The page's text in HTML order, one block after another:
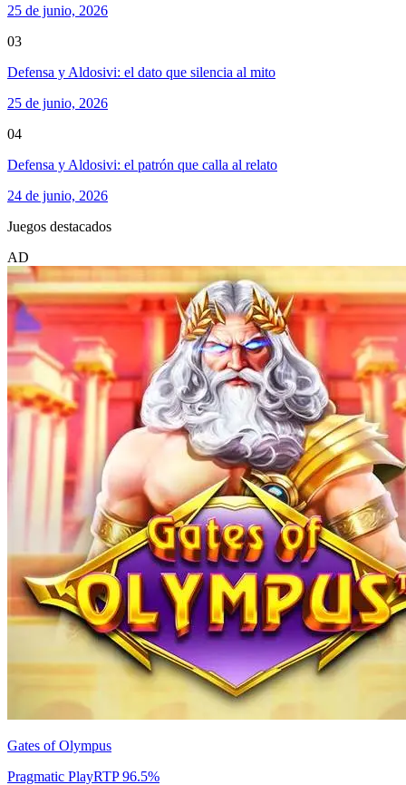
25 de junio, 2026
03
Defensa y Aldosivi: el dato que silencia al mito
25 de junio, 2026
04
Defensa y Aldosivi: el patrón que calla al relato
24 de junio, 2026
Juegos destacados
AD
Gates of Olympus
Pragmatic PlayRTP96.5%